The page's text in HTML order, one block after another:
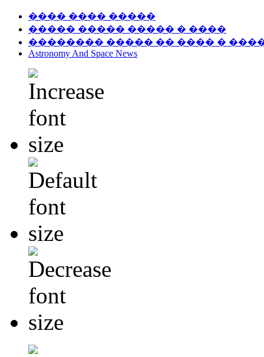
���� ���� �����
����� ����� ����� � ����
�������� ����� �� ���� �
Astronomy And Space News